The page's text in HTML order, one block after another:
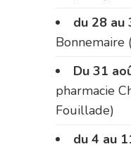
du 28 au
Bonnemaire
Du 31
pharmacie
Fouillade)
du 4 au